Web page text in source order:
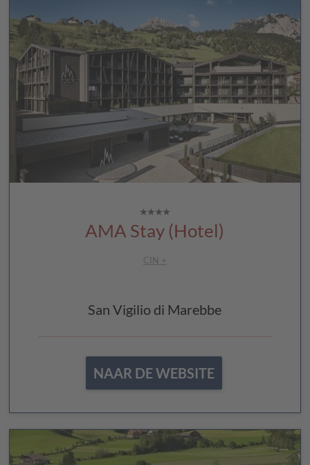
AMA Stay (Hotel)
CIN +
San Vigilio di Marebbe
NAAR DE WEBSITE